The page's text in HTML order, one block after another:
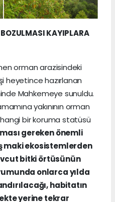
KAYIPLARA
orman arazisindeki
heyetince hazırlanan
Mahkemeye sunuldu.
yakınının orman
bir koruma statüsü
gereken önemli
maki ekosistemlerden
bitki örtüsünün
onlarca yılda
habitatın
yerine tekrar